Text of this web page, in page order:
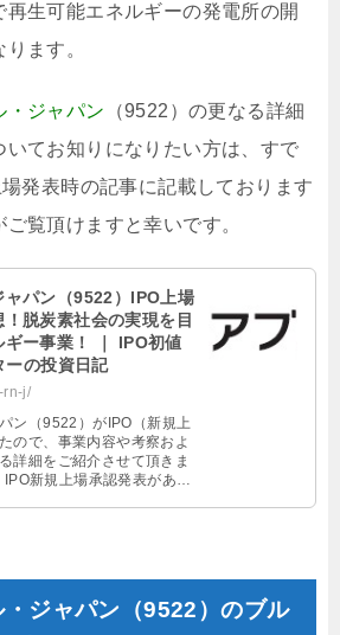
生可能エネルギーの発電所の開
ます。
・ジャパン （9522）の更なる詳細
いてお知りになりたい方は、すで
発表時の記事に記載しております
覧頂けますと幸いです。
ャパン（9522）IPO上場
脱炭素社会の実現を目
ー事業！ ｜ IPO初値
ーの投資日記
rn-j/
ン（9522）がIPO（新規上
ので、事業内容や考察およ
詳細をご紹介させて頂きま
新規上場承認発表があっ
・ジャパン（9522）のブル